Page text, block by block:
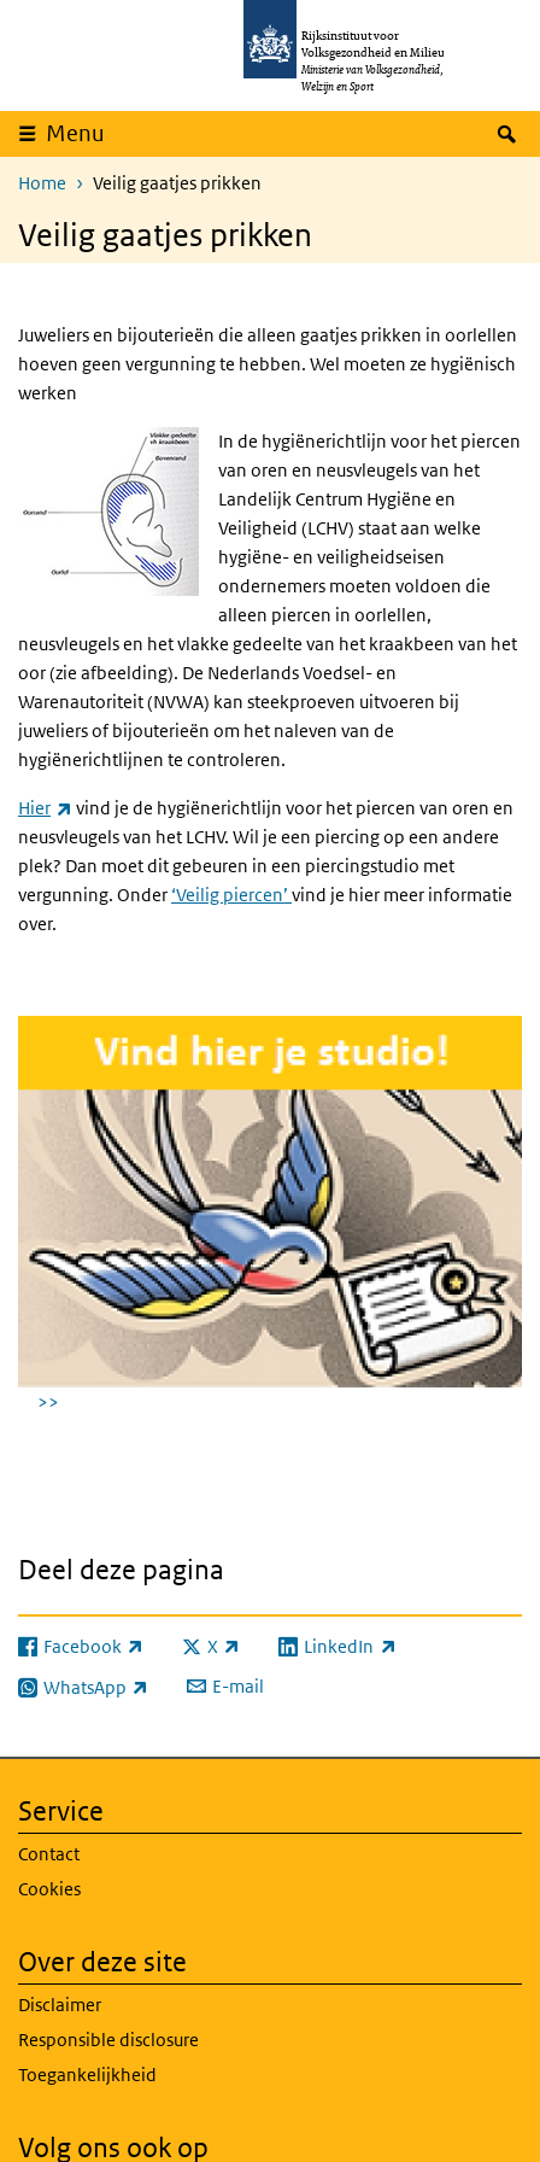
Overslaan en naar de inhoud gaan
Rijksinstituut voor
Volksgezondheid en Milieu
Ministerie van Volksgezondheid,
Welzijn en Sport
Menu
Home Veilig gaatjes prikken
Veilig gaatjes prikken
Juweliers en bijouterieën die alleen gaatjes prikken in oorlellen
hoeven geen vergunning te hebben. Wel moeten ze hygiënisch
werken
In de hygiënerichtlijn voor het piercen
van oren en neusvleugels van het
Landelijk Centrum Hygiëne en
Veiligheid (LCHV) staat aan welke
hygiëne- en veiligheidseisen
ondernemers moeten voldoen die
alleen piercen in oorlellen,
neusvleugels en het vlakke gedeelte van het kraakbeen van het
oor (zie afbeelding). De Nederlands Voedsel- en
Warenautoriteit (NVWA) kan steekproeven uitvoeren bij
juweliers of bijouterieën om het naleven van de
hygiënerichtlijnen te controleren.
Hier (externe link)
vind je de hygiënerichtlijn voor het piercen van oren en
neusvleugels van het LCHV. Wil je een piercing op een andere
plek? Dan moet dit gebeuren in een piercingstudio met
vergunning. Onder ‘Veilig piercen’ vind je hier meer informatie
over.
Vind hier je studio
>>
Deel deze pagina
Facebook
(externe link) X
(externe link) LinkedIn
(externe link)
WhatsApp
(externe link) E-mail
Service
Contact
Cookies
Over deze site
Disclaimer
Responsible disclosure
Toegankelijkheid
Volg ons ook op